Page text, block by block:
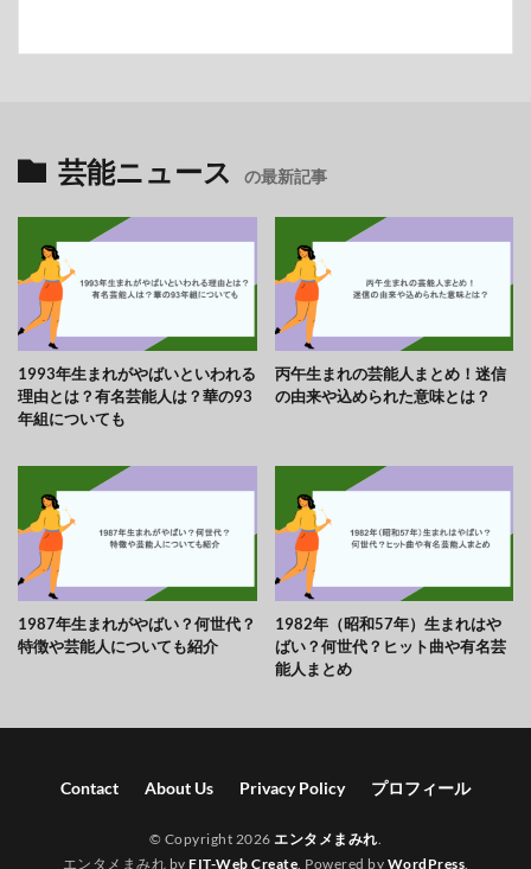
芸能ニュース の最新記事
1993年生まれがやばいといわれる
理由とは？有名芸能人は？華の93
年組についても
丙午生まれの芸能人まとめ！迷信
の由来や込められた意味とは？
1987年生まれがやばい？何世代？
特徴や芸能人についても紹介
1982年（昭和57年）生まれはや
ばい？何世代？ヒット曲や有名芸
能人まとめ
Contact About Us Privacy Policy プロフィール
© Copyright 2026 エンタメまみれ
エンタメまみれ by FIT-Web Create . Powered by WordPress